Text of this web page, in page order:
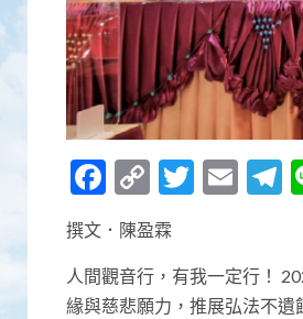
Facebook
Copy
Link
撰文．陳盈霖
人間觀音行，有我一定行！
緣與慈悲願力，推展弘法不遺